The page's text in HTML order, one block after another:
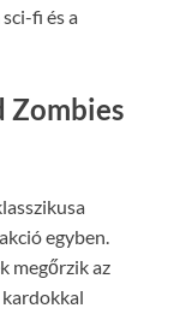
fi és a
Zombies
egyben.
megőrzik az